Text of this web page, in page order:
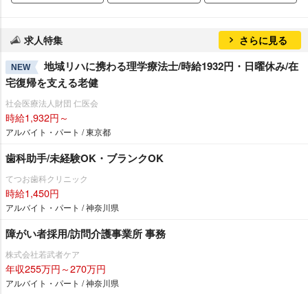
求人特集 さらに見る
NEW
地域リハに携わる理学療法士/時給1932円・日曜休み/在
宅復帰を支える老健
社会医療法人財団 仁医会
時給1,932円～
アルバイト・パート / 東京都
歯科助手/未経験OK・ブランクOK
てつお歯科クリニック
時給1,450円
アルバイト・パート / 神奈川県
障がい者採用/訪問介護事業所 事務
株式会社若武者ケア
年収255万円～270万円
アルバイト・パート / 神奈川県